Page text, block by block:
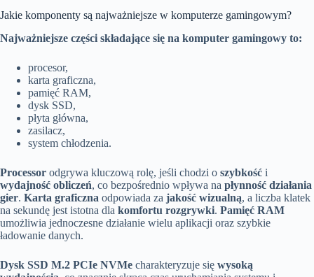
Jakie komponenty są najważniejsze w komputerze gamingowym?
Najważniejsze części składające się na komputer gamingowy to:
procesor,
karta graficzna,
pamięć RAM,
dysk SSD,
płyta główna,
zasilacz,
system chłodzenia.
Processor odgrywa kluczową rolę, jeśli chodzi o szybkość i
wydajność obliczeń, co bezpośrednio wpływa na płynność działania
gier. Karta graficzna odpowiada za jakość wizualną, a liczba klatek
na sekundę jest istotna dla komfortu rozgrywki. Pamięć RAM
umożliwia jednoczesne działanie wielu aplikacji oraz szybkie
ładowanie danych.
Dysk SSD M.2 PCIe NVMe charakteryzuje się wysoką